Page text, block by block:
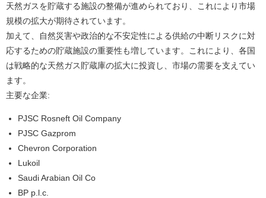
天然ガスを貯蔵する施設の整備が進められており、これにより市場
規模の拡大が期待されています。
加えて、自然災害や政治的な不安定性による供給の中断リスクに対
応するための貯蔵施設の重要性も増しています。これにより、各国
は戦略的な天然ガス貯蔵庫の拡大に投資し、市場の需要を支えてい
ます。
主要な企業:
PJSC Rosneft Oil Company
PJSC Gazprom
Chevron Corporation
Lukoil
Saudi Arabian Oil Co
BP p.l.c.